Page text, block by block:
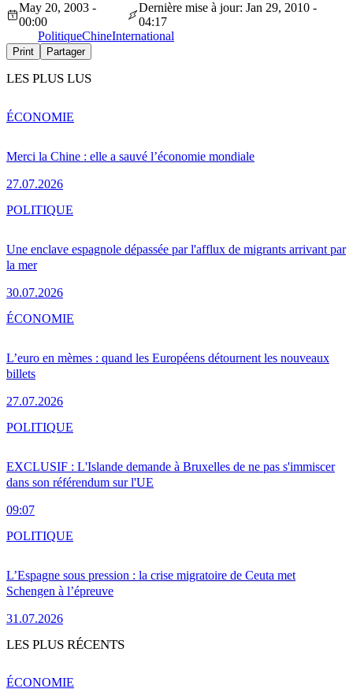
May 20, 2003 -
00:00
Dernière mise à jour: Jan 29, 2010 -
04:17
PolitiqueChineInternational
Print Partager
LES PLUS LUS
Merci la Chine : elle a sauvé l’économie mondiale
27.07.2026
ÉCONOMIE
Une enclave espagnole dépassée par l'afflux de migrants arrivant par
la mer
30.07.2026
POLITIQUE
L’euro en mèmes : quand les Européens détournent les nouveaux
billets
27.07.2026
ÉCONOMIE
EXCLUSIF : L'Islande demande à Bruxelles de ne pas s'immiscer
dans son référendum sur l'UE
09:07
POLITIQUE
L’Espagne sous pression : la crise migratoire de Ceuta met
Schengen à l’épreuve
31.07.2026
POLITIQUE
LES PLUS RÉCENTS
ÉCONOMIE